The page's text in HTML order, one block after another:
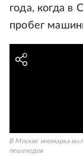
года, когда в
пробег
В Москве иномарка
пешеходов